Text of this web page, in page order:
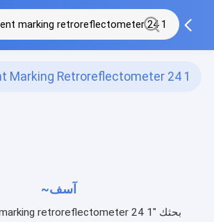
1 24 Pavement Marking Retroreflectometer
آسف~